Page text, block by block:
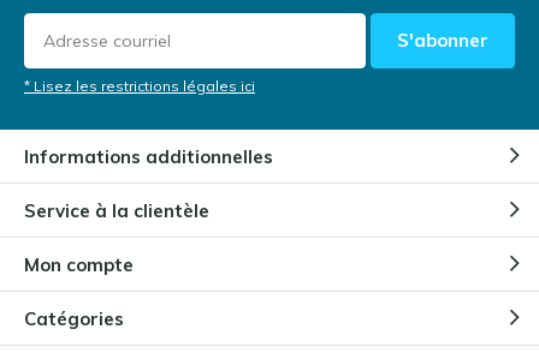
S'abonner
* Lisez les restrictions légales ici
Informations additionnelles
Service à la clientèle
Mon compte
Catégories